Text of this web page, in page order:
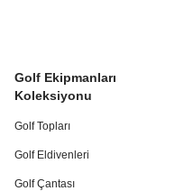
Golf Ekipmanları
Koleksiyonu
Golf Topları
Golf Eldivenleri
Golf Çantası